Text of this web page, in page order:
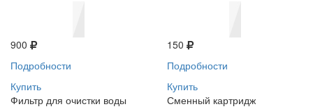
900
Подробности
Купить
150
Подробности
Купить
Фильтр для очистки воды
Сменный картридж